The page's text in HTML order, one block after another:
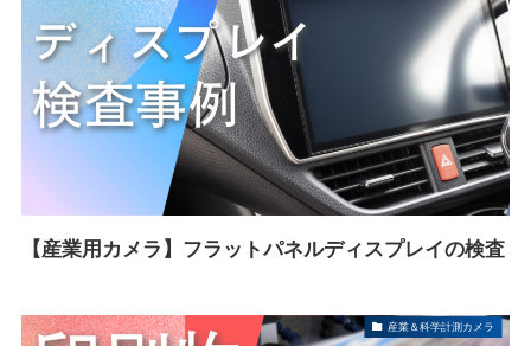
【産業用カメラ】フラットパネルディスプレイの検査
産業＆科学計測カメラ